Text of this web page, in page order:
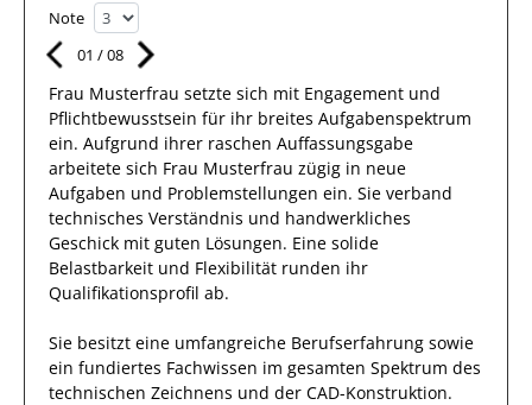
Note
01 /08
Frau Musterfrau setzte sich mit Engagement und
Pflichtbewusstsein für ihr breites Aufgabenspektrum
ein. Aufgrund ihrer raschen Auffassungsgabe
arbeitete sich Frau Musterfrau zügig in neue
Aufgaben und Problemstellungen ein. Sie verband
technisches Verständnis und handwerkliches
Geschick mit guten Lösungen. Eine solide
Belastbarkeit und Flexibilität runden ihr
Qualifikationsprofil ab.
Sie besitzt eine umfangreiche Berufserfahrung sowie
ein fundiertes Fachwissen im gesamten Spektrum des
technischen Zeichnens und der CAD-Konstruktion.